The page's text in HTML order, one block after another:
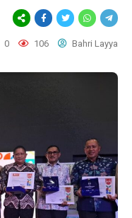
0 106 Bahri Layya